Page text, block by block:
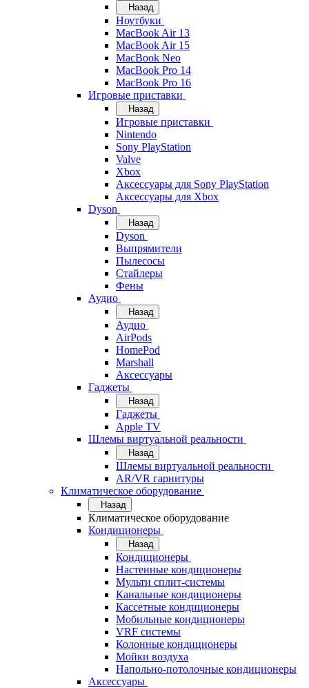
Назад
Ноутбуки
MacBook Air 13
MacBook Air 15
MacBook Neo
MacBook Pro 14
MacBook Pro 16
Игровые приставки
Назад
Игровые приставки
Nintendo
Sony PlayStation
Valve
Xbox
Аксессуары для Sony PlayStation
Аксессуары для Xbox
Dyson
Назад
Dyson
Выпрямители
Пылесосы
Стайлеры
Фены
Аудио
Назад
Аудио
AirPods
HomePod
Marshall
Аксессуары
Гаджеты
Назад
Гаджеты
Apple TV
Шлемы виртуальной реальности
Назад
Шлемы виртуальной реальности
AR/VR гарнитуры
Климатическое оборудование
Назад
Климатическое оборудование
Кондиционеры
Назад
Кондиционеры
Настенные кондиционеры
Мульти сплит-системы
Канальные кондиционеры
Кассетные кондиционеры
Мобильные кондиционеры
VRF системы
Колонные кондиционеры
Мойки воздуха
Напольно-потолочные кондиционеры
Аксессуары